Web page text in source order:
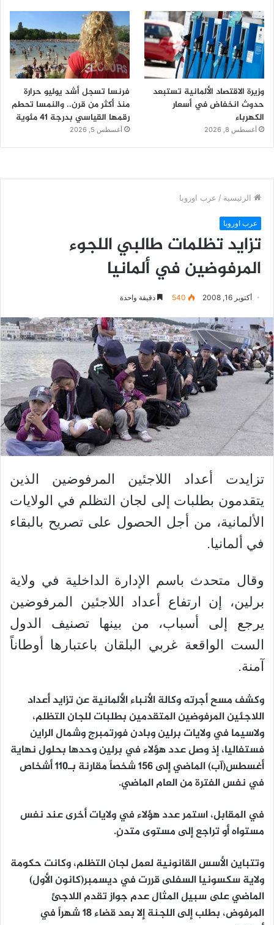
وزيرة الاقتصاد الألمانية تستبعد
حدوث انخفاض في أسعار
الكهرباء
أغسطس 8, 2026
فرنسا تسجل أشد يوليو حرارة
منذ أكثر من قرن.. والنمسا تحطم
رقمها القياسي بدرجة 41 مئوية
أغسطس 5, 2026